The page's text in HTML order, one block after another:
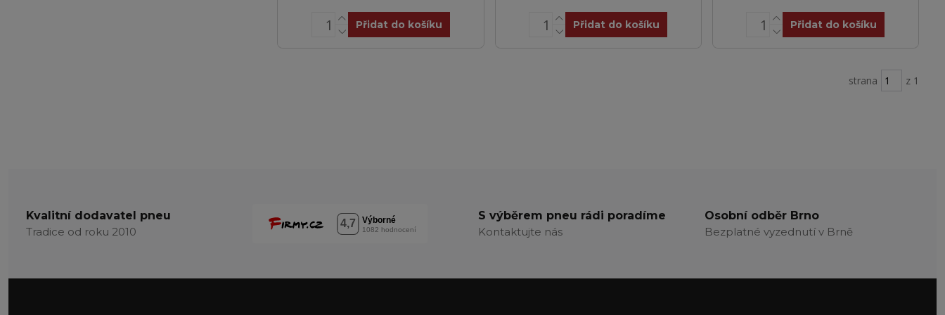
Přidat do košíku Přidat do košíku Přidat do košíku
strana z 1
Kvalitní dodavatel pneu
Tradice od roku 2010
S výběrem pneu rádi poradíme
Kontaktujte nás
Osobní odběr Brno
Bezplatné vyzednutí v Brně